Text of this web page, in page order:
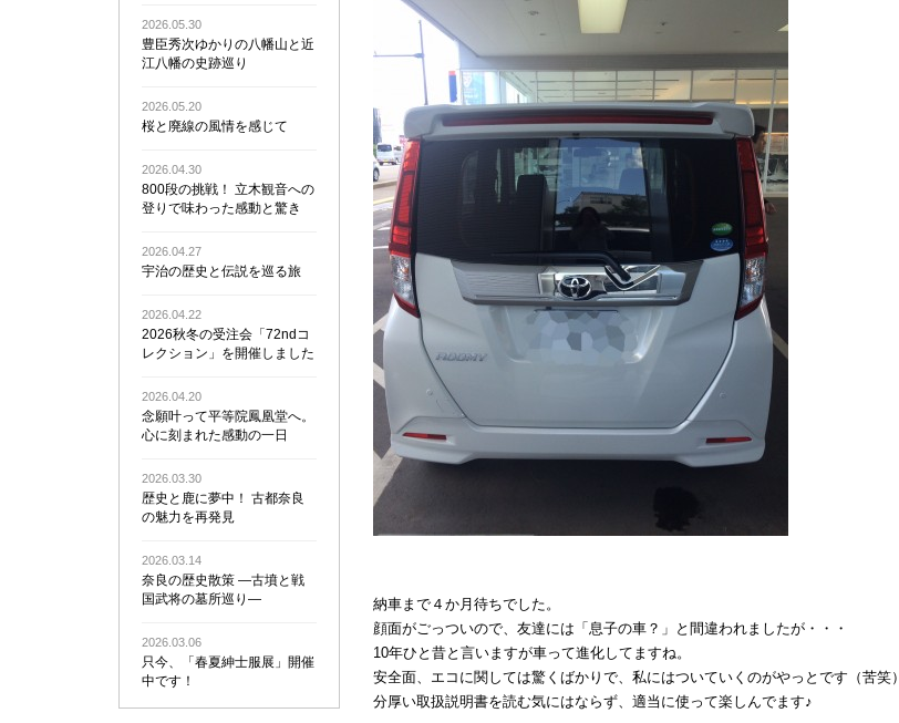
2026.05.30
豊臣秀次ゆかりの八幡山と近
江八幡の史跡巡り
2026.05.20
桜と廃線の風情を感じて
2026.04.30
800段の挑戦！ 立木観音への
登りで味わった感動と驚き
2026.04.27
宇治の歴史と伝説を巡る旅
2026.04.22
2026秋冬の受注会「72ndコ
レクション」を開催しました
2026.04.20
念願叶って平等院鳳凰堂へ。
心に刻まれた感動の一日
2026.03.30
歴史と鹿に夢中！ 古都奈良
の魅力を再発見
2026.03.14
奈良の歴史散策 ―古墳と戦
国武将の墓所巡り―
2026.03.06
只今、「春夏紳士服展」開催
中です！
納車まで４か月待ちでした。
顔面がごっついので、友達には「息子の車？」と間違われましたが・・・
10年ひと昔と言いますが車って進化してますね。
安全面、エコに関しては驚くばかりで、私にはついていくのがやっとです（苦笑）
分厚い取扱説明書を読む気にはならず、適当に使って楽しんでます♪